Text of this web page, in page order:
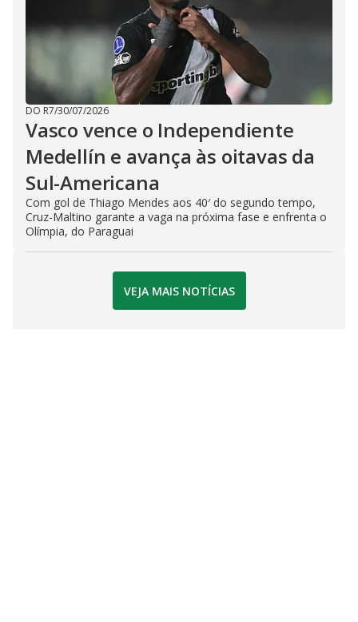
DO R7/30/07/2026
Vasco vence o Independiente
Medellín e avança às oitavas da
Sul-Americana
Com gol de Thiago Mendes aos 40′ do segundo tempo,
Cruz-Maltino garante a vaga na próxima fase e enfrenta o
Olímpia, do Paraguai
VEJA MAIS NOTÍCIAS